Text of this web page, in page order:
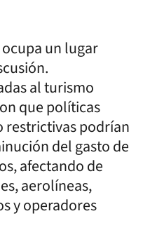
un lugar
al turismo
que políticas
restrictivas podrían
del gasto de
afectando de
aerolíneas,
y operadores